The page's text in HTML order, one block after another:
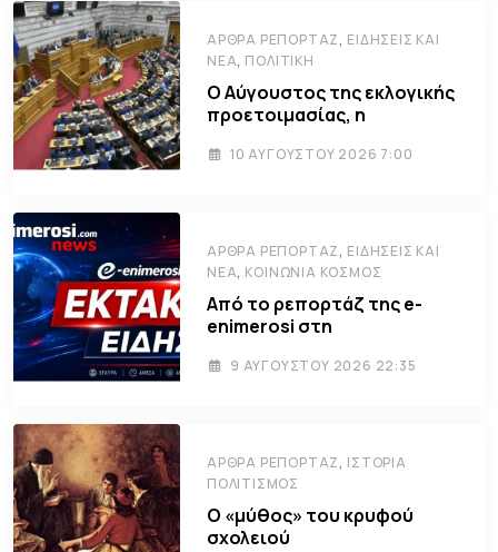
ΆΡΘΡΑ ΡΕΠΟΡΤΆΖ, ΕΙΔΉΣΕΙΣ ΚΑΙ
ΝΈΑ, ΠΟΛΙΤΙΚΉ
Ο Αύγουστος της εκλογικής
προετοιμασίας, η
10 ΑΥΓΟΎΣΤΟΥ 2026 7:00
ΆΡΘΡΑ ΡΕΠΟΡΤΆΖ, ΕΙΔΉΣΕΙΣ ΚΑΙ
ΝΈΑ, ΚΟΙΝΩΝΊΑ ΚΌΣΜΟΣ
Από το ρεπορτάζ της e-
enimerosi στη
9 ΑΥΓΟΎΣΤΟΥ 2026 22:35
ΆΡΘΡΑ ΡΕΠΟΡΤΆΖ, ΙΣΤΟΡΊΑ
ΠΟΛΙΤΙΣΜΌΣ
Ο «μύθος» του κρυφού
σχολειού